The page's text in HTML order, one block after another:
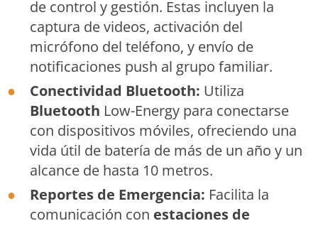
de control y gestión. Estas incluyen la
captura de videos, activación del
micrófono del teléfono, y envío de
notificaciones push al grupo familiar.
Conectividad Bluetooth: Utiliza
Bluetooth Low-Energy para conectarse
con dispositivos móviles, ofreciendo una
vida útil de batería de más de un año y un
alcance de hasta 10 metros.
Reportes de Emergencia: Facilita la
comunicación con estaciones de